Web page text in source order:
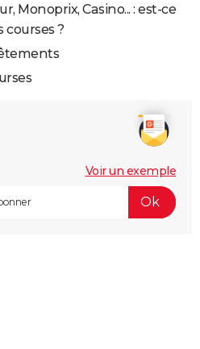
Monoprix, Casino... : est-ce
courses ?
Voir un exemple